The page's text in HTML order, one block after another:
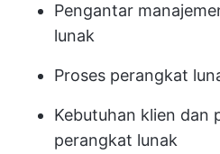
Pengantar
lunak
Proses perangkat
Kebutuhan klien dan
perangkat lunak